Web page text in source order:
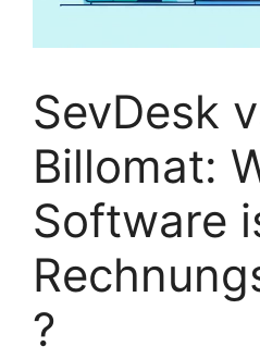
SevDesk
Billomat:
Software
?